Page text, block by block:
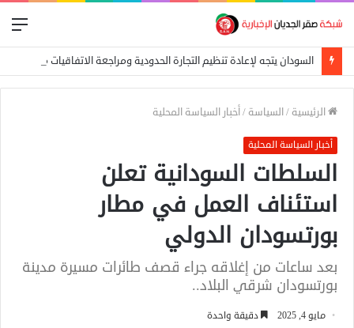
الرئيسية /السياسة /أخبار السياسة المحلية
أخبار السياسة المحلية
السلطات السودانية تعلن
استئناف العمل في مطار
بورتسودان الدولي
بعد ساعات من إغلاقه جراء قصف طائرات مسيرة مدينة
بورتسودان شرقي البلاد..
مايو 4, 2025 دقيقة واحدة